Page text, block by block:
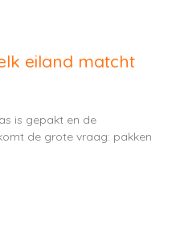
eiland matcht
is gepakt en de
de grote vraag: pakken